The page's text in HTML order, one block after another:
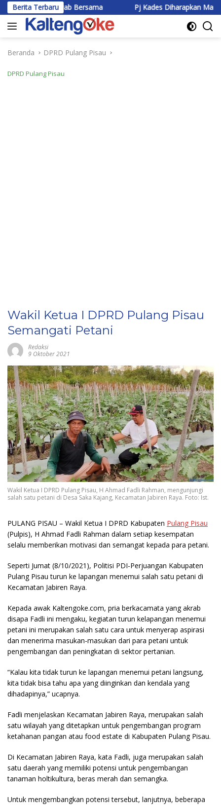
Langsung
ke
konten
Berita Terbaru
Bersama Pj Kades Diharapkan Mampu jadi
Beranda DPRD Pulang Pisau
DPRD Pulang Pisau
Wakil Ketua I DPRD Pulang Pisau
Semangati Petani
Redaksi
9 Oktober 2021
Wakil Ketua I DPRD Pulang Pisau, H Ahmad Fadli Rahman, mengunjungi
salah satu petani di Desa Saka Kajang, Kecamatan Jabiren Raya. Foto: Ist.
PULANG PISAU – Wakil Ketua I DPRD Kabupaten Pulang Pisau
(Pulpis), H Ahmad Fadli Rahman dalam setiap kesempatan
selalu memberikan motivasi dan semangat kepada para petani.
Seperti Jumat (8/10/2021), Politisi PDI-Perjuangan Kabupaten
Pulang Pisau turun ke lapangan menemui salah satu petani di
Kecamatan Jabiren Raya.
Kepada awak Kaltengoke.com, pria berkacamata yang akrab
disapa Fadli ini mengaku, kegiatan turun kelapangan menemui
petani ini merupakan salah satu cara untuk menyerap aspirasi
dan menerima masukan-masukan dari para petani untuk
pengembangan dan peningkatan di sektor pertanian.
“Kalau kita tidak turun ke lapangan menemui petani langsung,
kita tidak bisa tahu apa yang diinginkan dan kendala yang
dihadapinya,” ucapnya.
Fadli menjelaskan Kecamatan Jabiren Raya, merupakan salah
satu wilayah yang ditetapkan untuk pengembangan program
ketahanan pangan atau food estate di Kabupaten Pulang Pisau.
Di Kecamatan Jabiren Raya, kata Fadli, juga merupakan salah
satu daerah yang memiliki potensi untuk pengembangan
tanaman holtikultura, beras merah dan semangka.
Untuk mengembangkan potensi tersebut, lanjutnya, beberapa